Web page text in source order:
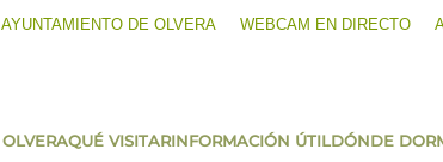
AYUNTAMIENTO DE OLVERA WEBCAM EN DIRECTO
OLVERAQUÉ VISITARINFORMACIÓN ÚTILDÓNDE